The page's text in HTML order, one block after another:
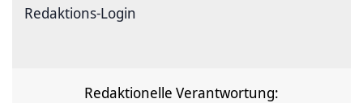
Redaktions-Login
Redaktionelle Verantwortung: